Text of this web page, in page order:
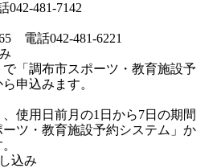
481-7142
電話042-481-6221
「調布市スポーツ・教育施設予
申込みます。
使用日前月の1日から7日の期間
ツ・教育施設予約システム」か
込み